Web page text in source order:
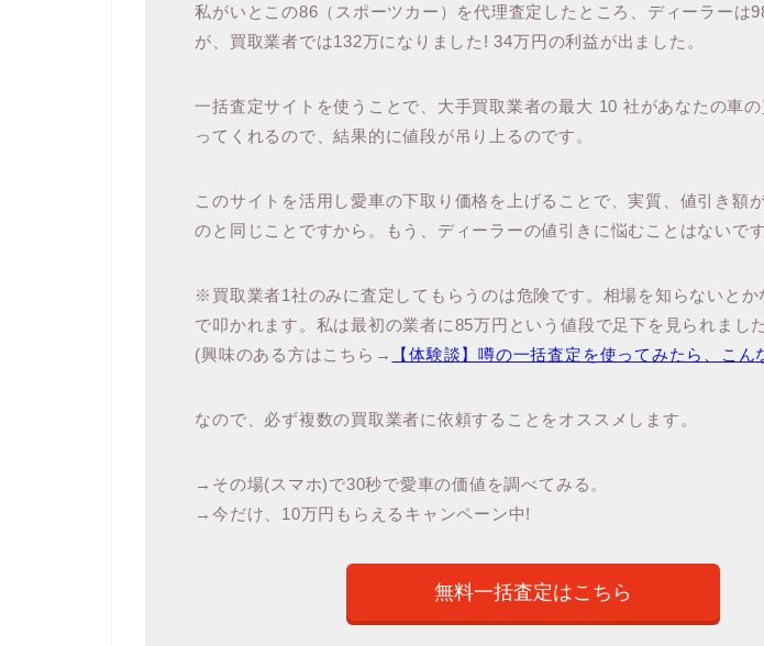
私がいとこの86（スポーツカー）を代理査定したところ、ディーラーは
が、買取業者では132万になりました! 34万円の利益が出ました。
一括査定サイトを使うことで、大手買取業者の最大 10 社があなたの車
ってくれるので、結果的に値段が吊り上るのです。
このサイトを活用し愛車の下取り価格を上げることで、実質、値引き額
のと同じことですから。もう、ディーラーの値引きに悩むことはないです
※買取業者1社のみに査定してもらうのは危険です。相場を知らないとか
で叩かれます。私は最初の業者に85万円という値段で足下を見られました
(興味のある方はこちら→
【体験談】噂の一括査定を使ってみたら、こん
なので、必ず複数の買取業者に依頼することをオススメします。
→その場(スマホ)で30秒で愛車の価値を調べてみる。
→今だけ、10万円もらえるキャンペーン中!
無料一括査定はこちら